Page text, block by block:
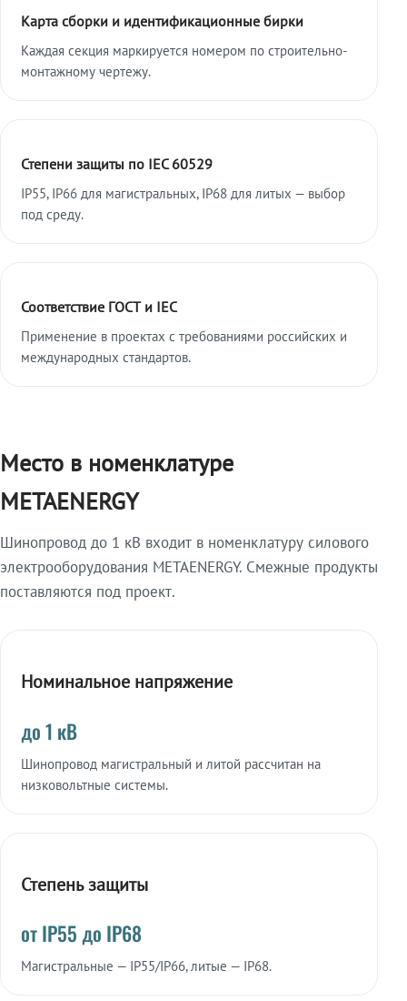
Карта сборки и идентификационные бирки
Каждая секция маркируется номером по строительно-
монтажному чертежу.
Степени защиты по IEC 60529
IP55, IP66 для магистральных, IP68 для литых — выбор
под среду.
Соответствие ГОСТ и IEC
Применение в проектах с требованиями российских и
международных стандартов.
Место в номенклатуре
METAENERGY
Шинопровод до 1 кВ входит в номенклатуру силового
электрооборудования METAENERGY. Смежные продукты
поставляются под проект.
Номинальное напряжение
до 1 кВ
Шинопровод магистральный и литой рассчитан на
низковольтные системы.
Степень защиты
от IP55 до IP68
Магистральные — IP55/IP66, литые — IP68.